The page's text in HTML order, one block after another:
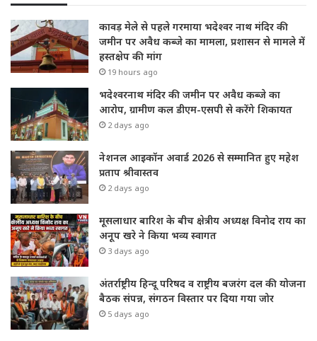
कावड़ मेले से पहले गरमाया भदेश्वर नाथ मंदिर की
जमीन पर अवैध कब्जे का मामला, प्रशासन से मामले में
हस्तक्षेप की मांग
19 hours ago
भदेश्वरनाथ मंदिर की जमीन पर अवैध कब्जे का
आरोप, ग्रामीण कल डीएम-एसपी से करेंगे शिकायत
2 days ago
नेशनल आइकॉन अवार्ड 2026 से सम्मानित हुए महेश
प्रताप श्रीवास्तव
2 days ago
मूसलाधार बारिश के बीच क्षेत्रीय अध्यक्ष विनोद राय का
अनूप खरे ने किया भव्य स्वागत
3 days ago
अंतर्राष्ट्रीय हिन्दू परिषद व राष्ट्रीय बजरंग दल की योजना
बैठक संपन्न, संगठन विस्तार पर दिया गया जोर
5 days ago